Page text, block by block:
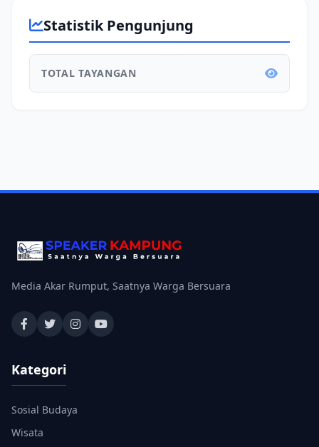
Statistik Pengunjung
TOTAL TAYANGAN
Media Akar Rumput, Saatnya Warga Bersuara
Kategori
Sosial Budaya
Wisata